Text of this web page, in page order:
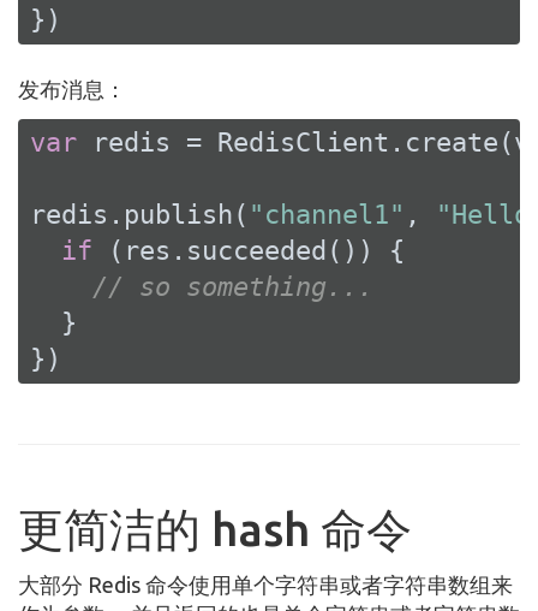
})
发布消息：
var redis =
redis.publish( "channel1" ,
if (res.succeeded()) {
// so something...
  }
})
更简洁的 hash 命令
大部分 Redis 命令使用单个字符串或者字符串数组来